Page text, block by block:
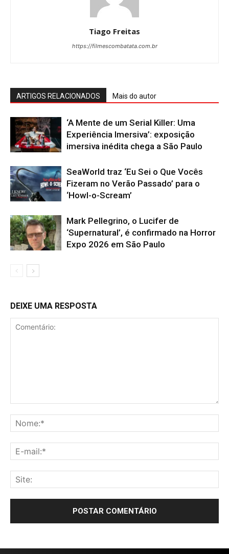
Tiago Freitas
https://filmescombatata.com.br
ARTIGOS RELACIONADOS Mais do autor
‘A Mente de um Serial Killer: Uma
Experiência Imersiva’: exposição
imersiva inédita chega a São Paulo
SeaWorld traz ‘Eu Sei o Que Vocês
Fizeram no Verão Passado’ para o
‘Howl-o-Scream’
Mark Pellegrino, o Lucifer de
‘Supernatural’, é confirmado na Horror
Expo 2026 em São Paulo
DEIXE UMA RESPOSTA